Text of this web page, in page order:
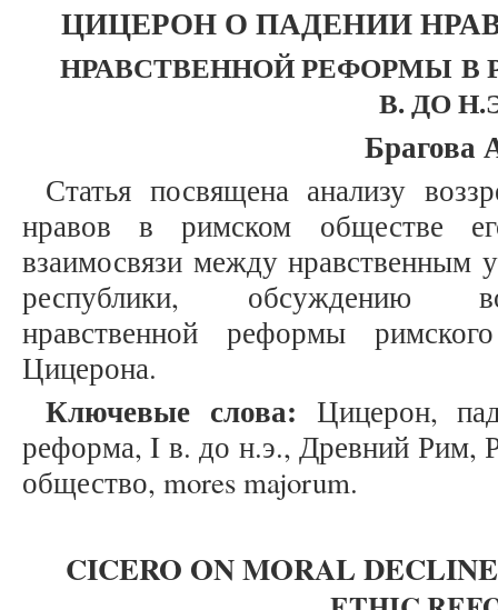
ЦИЦЕРОН О ПАДЕНИИ
НРАВСТВЕННОЙ РЕФОРМЫ В
В. ДО
Брагова
Статья посвящена анализу
нравов в римском обществе
взаимосвязи между нравственным
республики, обсуждению
нравственной реформы
Цицерона.
Ключевые слова: Цицерон,
реформа, I в. до н.э., Древний Рим,
общество, mores majorum.
CICERO ON MORAL